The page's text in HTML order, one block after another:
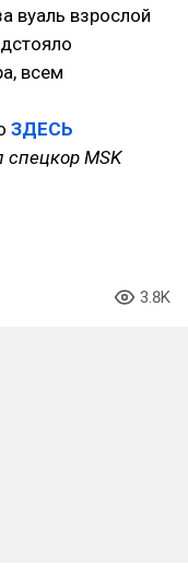
вуаль взрослой
всем
ЗДЕСЬ
спецкор MSK
3.8K